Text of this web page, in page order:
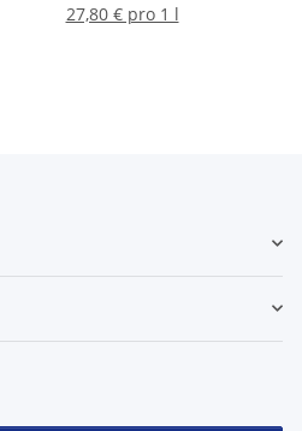
27,80 € pro 1 l